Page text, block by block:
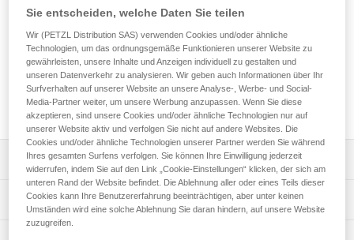
SIT, AVAO SIT FAST, FALCON, FALCON MOUNTAIN,
ergonomische Form der schaumstoffgepolsterten
Schulterträger werden Reibungspunkte an Nacken oder Hals
reduziert. Bei einer großen Last auf den Hüftgurt kann der
TOP-Brustgurt diese Last aufnehmen und auf die Schultern
verteilen.
Leistungsverzeichnis
Erweitert die Sitz- und Haltegurte AVAO SIT, AVAO SIT
FAST, FALCON, FALCON MOUNTAIN, SEQUOIA und
SEQUOIA PLUS zu Auffanggurten.
Technische Spezifikationen
Sie entscheiden, welche Daten Sie teilen
Wir (PETZL Distribution SAS) verwenden Cookies und/oder ähnliche
Technologien, um das ordnungsgemäße Funktionieren unserer Website zu
gewährleisten, unsere Inhalte und Anzeigen individuell zu gestalten und
unseren Datenverkehr zu analysieren. Wir geben auch Informationen über Ihr
Surfverhalten auf unserer Website an unsere Analyse-, Werbe- und Social-
Media-Partner weiter, um unsere Werbung anzupassen. Wenn Sie diese
akzeptieren, sind unsere Cookies und/oder ähnliche Technologien nur auf
unserer Website aktiv und verfolgen Sie nicht auf andere Websites. Die
Cookies und/oder ähnliche Technologien unserer Partner werden Sie während
Ihres gesamten Surfens verfolgen. Sie können Ihre Einwilligung jederzeit
widerrufen, indem Sie auf den Link „Cookie-Einstellungen“ klicken, der sich am
unteren Rand der Website befindet. Die Ablehnung aller oder eines Teils dieser
Cookies kann Ihre Benutzererfahrung beeinträchtigen, aber unter keinen
Umständen wird eine solche Ablehnung Sie daran hindern, auf unsere Website
zuzugreifen.